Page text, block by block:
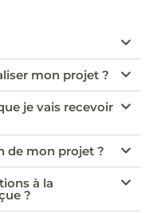
mon projet ?
je vais recevoir
de mon projet ?
à la
?